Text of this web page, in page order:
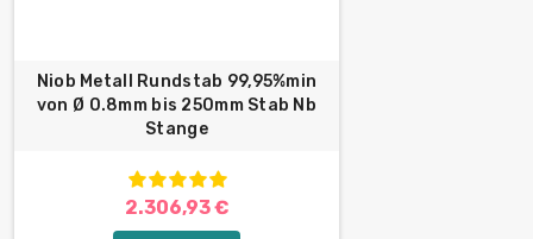
Niob Metall Rundstab 99,95%min
von Ø 0.8mm bis 250mm Stab Nb
Stange
2.306,93 €